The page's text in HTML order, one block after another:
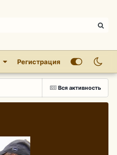
Регистрация
Вся активность